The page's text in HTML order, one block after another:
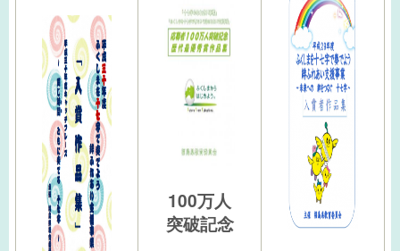
100万人
突破記念